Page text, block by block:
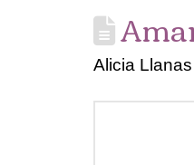
Alicia Llanas